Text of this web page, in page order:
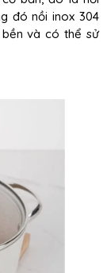
đó nồi inox 304
và có thể sử